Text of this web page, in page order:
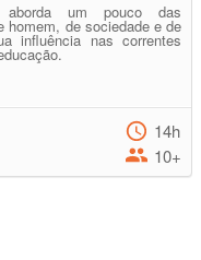
um pouco das
homem, de sociedade e de
influência nas correntes
14h
10+